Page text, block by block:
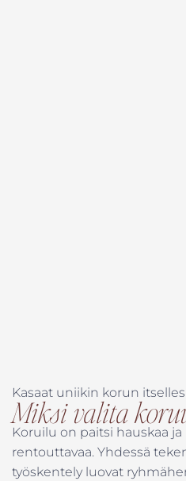
Kasaat uniikin korun
Miksi valita
Koruilu on paitsi hauskaa
rentouttavaa. Yhdessä
työskentely luovat